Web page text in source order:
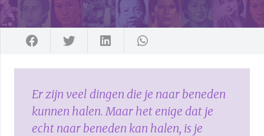
Er zijn veel dingen die je naar beneden
kunnen halen. Maar het enige dat je
echt naar beneden kan halen, is je